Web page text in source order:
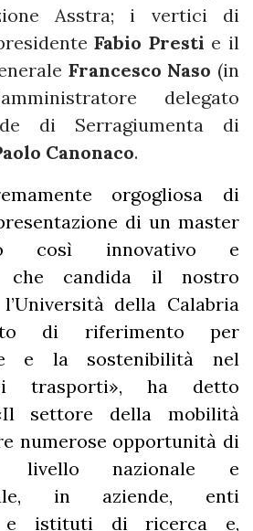
Asstra; i vertici di
Fabio Presti e il
Francesco Naso (in
delegato
di Serragiumenta di
Canonaco.
orgogliosa di
di un master
così innovativo e
che candida il nostro
della Calabria
di riferimento per
e la sostenibilità nel
trasporti», ha detto
settore della mobilità
numerose opportunità di
livello nazionale e
in aziende, enti
e istituti di ricerca e,